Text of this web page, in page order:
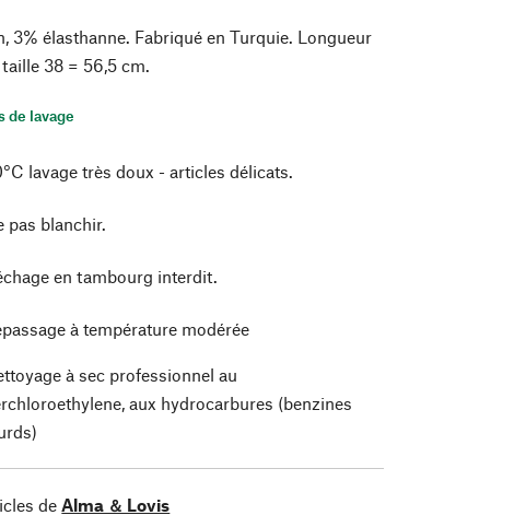
3% élasthanne. Fabriqué en Turquie. Longueur
38 = 56,5 cm.
de lavage
lavage très doux - articles délicats.
pas blanchir.
en tambourg interdit.
à température modérée
à sec professionnel au
aux hydrocarbures (benzines
de Alma ＆ Lovis